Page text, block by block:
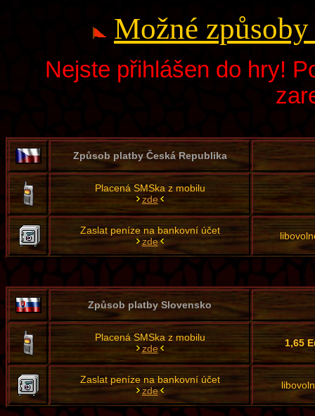
Možné
Nejste přihlášen do hry!
Způsob platby Česká Republika
Placená SMSka z mobilu
zde
Zaslat peníze na bankovní účet
zde
Způsob platby Slovensko
Placená SMSka z mobilu
zde
1,65
Zaslat peníze na bankovní účet
zde